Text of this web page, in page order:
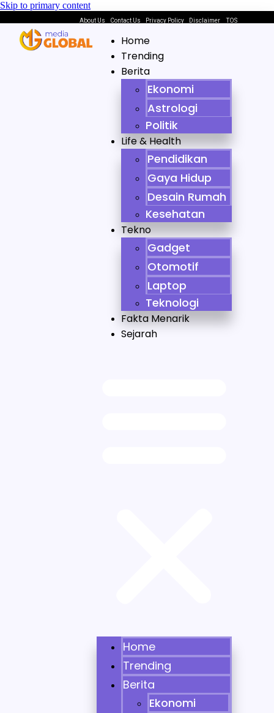
Skip to primary content
About Us Contact Us Privacy Policy DisclaimerTOS
Home
Trending
Berita
Ekonomi
Astrologi
Politik
Life & Health
Pendidikan
Gaya Hidup
Desain Rumah
Kesehatan
Tekno
Gadget
Otomotif
Laptop
Teknologi
Fakta Menarik
Sejarah
Home
Trending
Berita
Ekonomi